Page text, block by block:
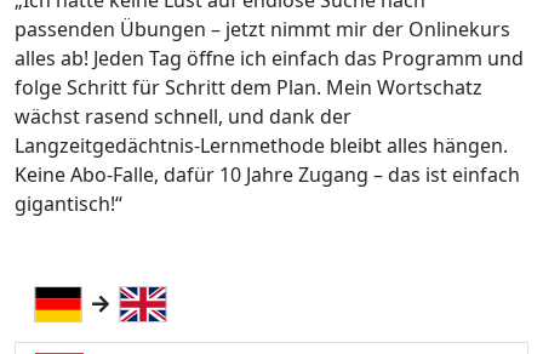
passenden Übungen – jetzt nimmt mir der Onlinekurs
alles ab! Jeden Tag öffne ich einfach das Programm und
folge Schritt für Schritt dem Plan. Mein Wortschatz
wächst rasend schnell, und dank der
Langzeitgedächtnis-Lernmethode bleibt alles hängen.
Keine Abo-Falle, dafür 10 Jahre Zugang – das ist einfach
gigantisch!“